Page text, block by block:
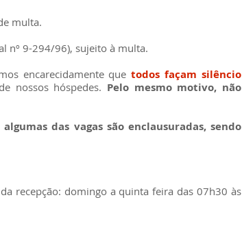
multa.
nº 9-294/96), sujeito à multa.
encarecidamente quetodos façam silêncio
nossos hóspedes. Pelo mesmo motivo, não
das vagas são enclausuradas, sendo
recepção: domingo a quinta feira das 07h30 às